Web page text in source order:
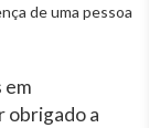
de uma pessoa
em
obrigado a